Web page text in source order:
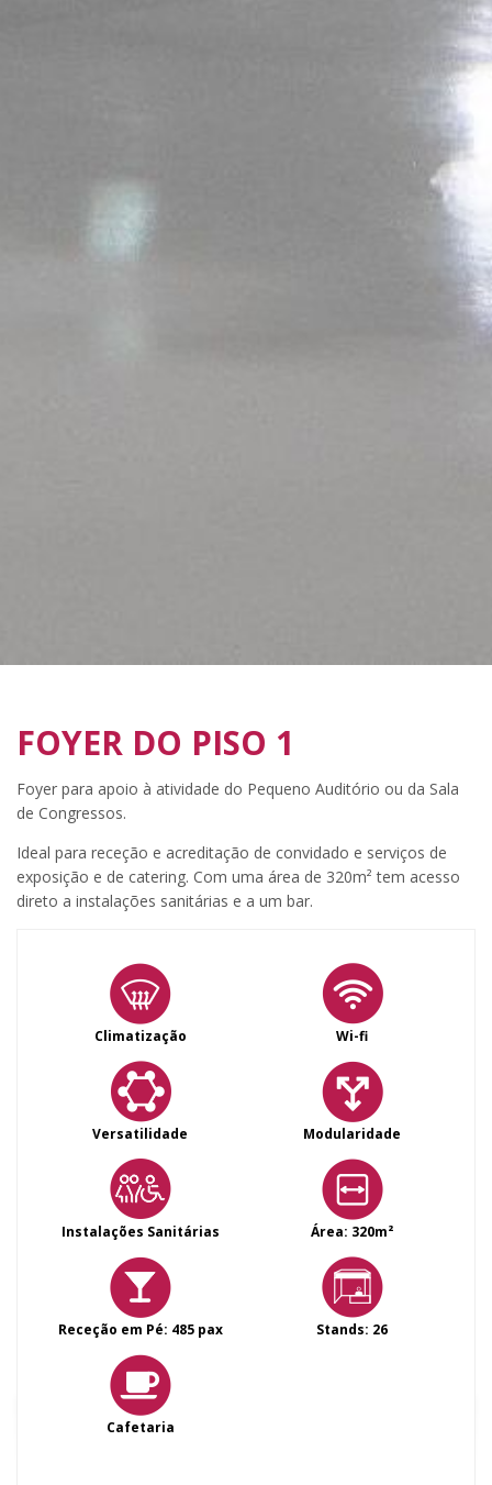
FOYER DO PISO 1
Foyer para apoio à atividade do Pequeno Auditório ou da Sala
de Congressos.
Ideal para receção e acreditação de convidado e serviços de
exposição e de catering. Com uma área de 320m² tem acesso
direto a instalações sanitárias e a um bar.
Climatização Wi-fi
Versatilidade Modularidade
Instalações Sanitárias Área: 320m²
Receção em Pé: 485 pax Stands: 26
Cafetaria